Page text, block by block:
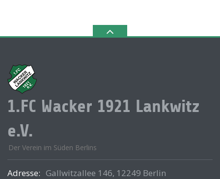
1.FC Wacker 1921 Lankwitz
e.V.
Der Verein im Süden Berlins
Adresse: Gallwitzallee 146, 12249 Berlin